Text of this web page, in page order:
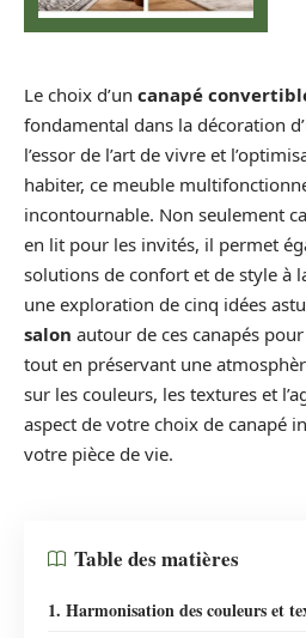
Le choix d’un canapé
fondamental dans la décoration
l’essor de l’art de vivre et
habiter, ce meuble
incontournable. Non seulement
en lit pour les invités, il permet
solutions de confort et de style à
une exploration de cinq idées
salon autour de ces canapés
tout en préservant une
sur les couleurs, les textures et
aspect de votre choix de canapé
votre pièce de vie.
Table des matières
1. Harmonisation des couleurs et